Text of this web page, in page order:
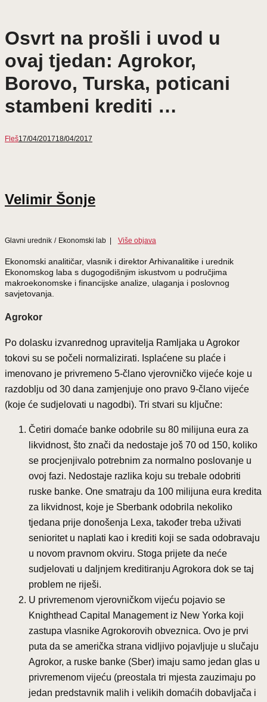
Osvrt na prošli i uvod u
ovaj tjedan: Agrokor,
Borovo, Turska, poticani
stambeni krediti …
Fleš17/04/201718/04/2017
Velimir Šonje
Glavni urednik / Ekonomski lab | Više objava
Ekonomski analitičar, vlasnik i direktor Arhivanalitike i urednik
Ekonomskog laba s dugogodišnjim iskustvom u područjima
makroekonomske i financijske analize, ulaganja i poslovnog
savjetovanja.
Agrokor
Po dolasku izvanrednog upravitelja Ramljaka u Agrokor
tokovi su se počeli normalizirati. Isplaćene su plaće i
imenovano je privremeno 5-člano vjerovničko vijeće koje u
razdoblju od 30 dana zamjenjuje ono pravo 9-člano vijeće
(koje će sudjelovati u nagodbi). Tri stvari su ključne:
Četiri domaće banke odobrile su 80 milijuna eura za
likvidnost, što znači da nedostaje još 70 od 150, koliko
se procjenjivalo potrebnim za normalno poslovanje u
ovoj fazi. Nedostaje razlika koju su trebale odobriti
ruske banke. One smatraju da 100 milijuna eura kredita
za likvidnost, koje je Sberbank odobrila nekoliko
tjedana prije donošenja Lexa, također treba uživati
senioritet u naplati kao i krediti koji se sada odobravaju
u novom pravnom okviru. Stoga prijete da neće
sudjelovati u daljnjem kreditiranju Agrokora dok se taj
problem ne riješi.
U privremenom vjerovničkom vijeću pojavio se
Knighthead Capital Management iz New Yorka koji
zastupa vlasnike Agrokorovih obveznica. Ovo je prvi
puta da se američka strana vidljivo pojavljuje u slučaju
Agrokor, a ruske banke (Sber) imaju samo jedan glas u
privremenom vijeću (preostala tri mjesta zauzimaju po
jedan predstavnik malih i velikih domaćih dobavljača i